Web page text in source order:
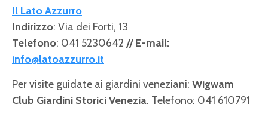
Il Lato Azzurro
Indirizzo: Via dei Forti, 13
Telefono: 041 5230642 // E-mail:
info@latoazzurro.it
Per visite guidate ai giardini veneziani: Wigwam
Club Giardini Storici Venezia. Telefono: 041 610791